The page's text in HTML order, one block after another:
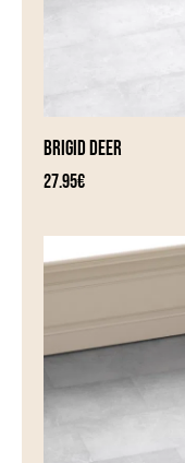
BRIGID DEER
27.95€